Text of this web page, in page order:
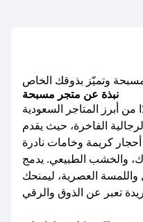
وتميّز بذوقك الخاص
نبذة عن متجر مسبحة
أبرز المتاجر السعودية
الفاخرة، حيث يقدم
كريمة وخامات نادرة
والخشب الطبيعي. يدمج
واللمسة العصرية، ليمنحك